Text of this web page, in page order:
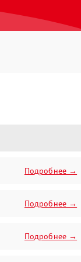
Подробнее →
Подробнее →
Подробнее →